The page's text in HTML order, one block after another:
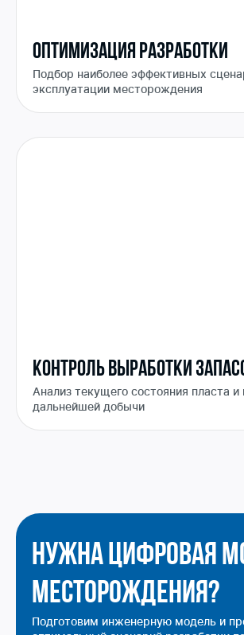
ОПТИМИЗАЦИЯ РАЗРАБОТКИ
Подбор наиболее эффективных
эксплуатации месторождения
КОНТРОЛЬ ВЫРАБОТКИ
Анализ текущего состояния пласта и
дальнейшей добычи
Нужна цифровая
месторождения?
Подготовим инженерную модель и